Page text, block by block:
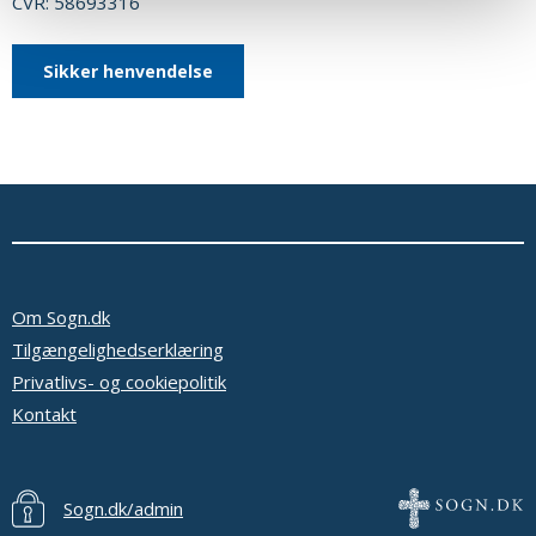
Sikker henvendelse
Om Sogn.dk
Tilgængelighedserklæring
Privatlivs- og cookiepolitik
Kontakt
Sogn.dk/admin